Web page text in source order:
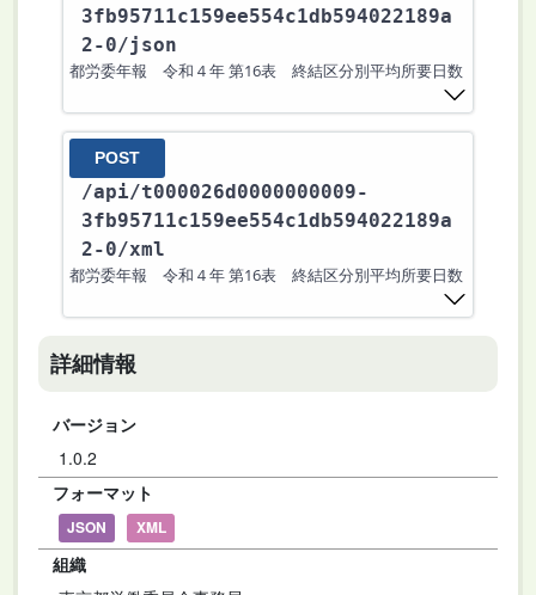
3fb95711c159ee554c1db594022189a
2-0/json
都労委年報 令和４年 第16表 終結区分別平均所要日数
POST
/api/t000026d0000000009-
3fb95711c159ee554c1db594022189a
2-0/xml
都労委年報 令和４年 第16表 終結区分別平均所要日数
詳細情報
バージョン
1.0.2
フォーマット
JSON XML
組織